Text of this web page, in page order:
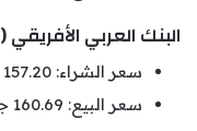
البنك العربي الأفريقي (AAIB)
سعر الشراء: 157.20 جنيه
سعر البيع: 160.69 جنيه